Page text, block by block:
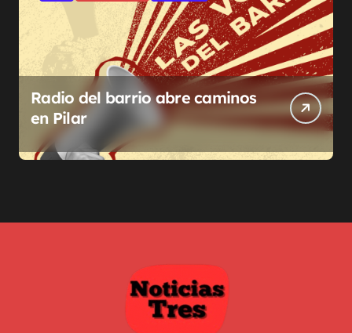
Radio del barrio abre caminos
en Pilar